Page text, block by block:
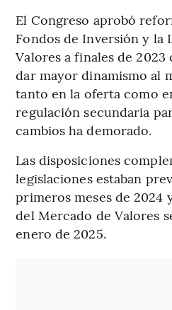
El Congreso aprobó
Fondos de Inversión y la
Valores a finales de
dar mayor dinamismo al
tanto en la oferta como
regulación secundaria
cambios ha demorado.
Las disposiciones
legislaciones estaban
primeros meses de 2024
del Mercado de Valores
enero de 2025.